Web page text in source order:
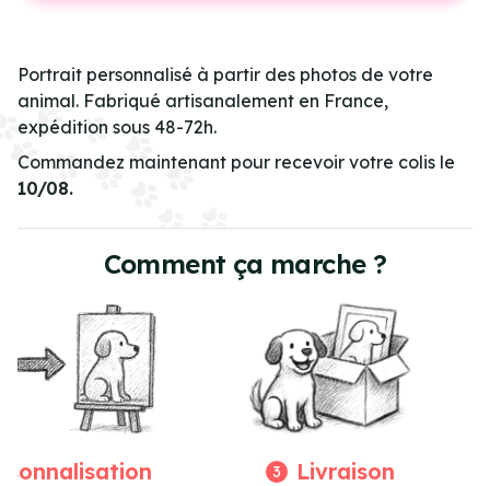
Portrait personnalisé à partir des photos de votre
animal. Fabriqué artisanalement en France,
expédition sous 48-72h.
Commandez maintenant pour recevoir votre colis le
10/08.
Comment ça marche ?
3 Livraison